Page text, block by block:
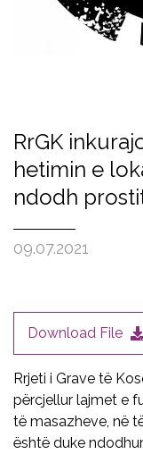
RrGK
hetimin e
ndodh
09.07.2021
Download File
Rrjeti i Grave të
përcjellur lajmet e
të masazheve, në
është duke